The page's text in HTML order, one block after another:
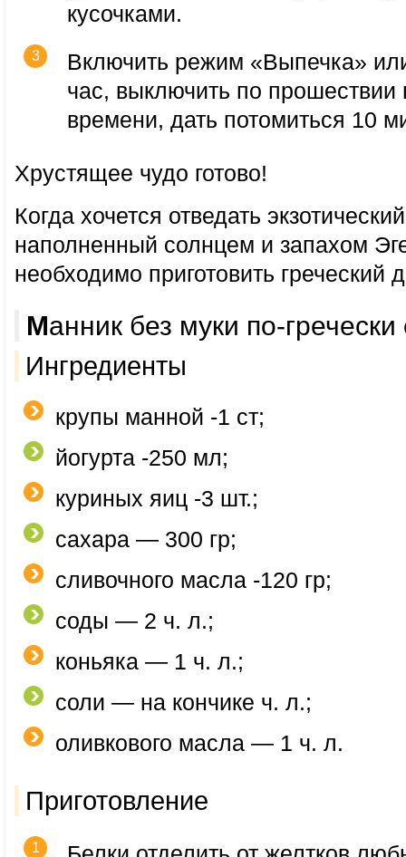
кусочками.
Включить режим «Выпечка»
час, выключить по прошествии
времени, дать потомиться 10
Хрустящее чудо готово!
Когда хочется отведать
наполненный солнцем и запахом
необходимо приготовить греческий
Манник без муки по-
Ингредиенты
крупы манной -1 ст;
йогурта -250 мл;
куриных яиц -3 шт.;
сахара — 300 гр;
сливочного масла -120 гр;
соды — 2 ч. л.;
коньяка — 1 ч. л.;
соли — на кончике ч. л.;
оливкового масла — 1 ч. л.
Приготовление